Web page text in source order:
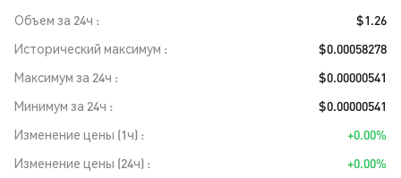
Объем за 24ч
$1.26
Исторический максимум
$0.00058278
Максимум за 24ч
$0.00000541
Минимум за 24ч
$0.00000541
Изменение цены (1ч)
+0.00%
Изменение цены (24ч)
+0.00%